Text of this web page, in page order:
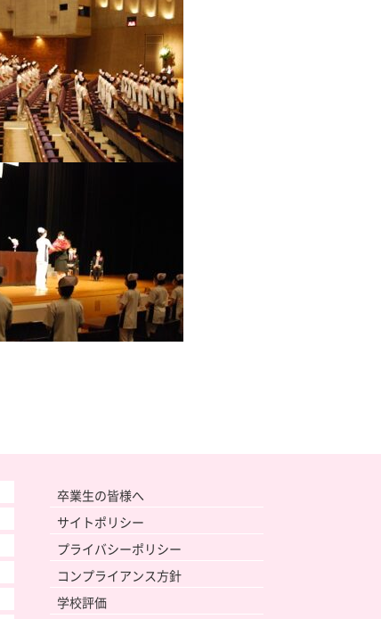
卒業生の皆様へ
サイトポリシー
プライバシーポリシー
コンプライアンス方針
学校評価